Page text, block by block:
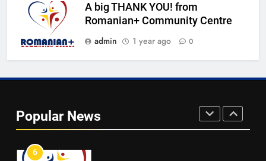
A big THANK YOU! from
Romanian+ Community Centre
admin
1 year ago 0
Popular News
Walsall for All Listening
Campaign
MEDIA
6
5